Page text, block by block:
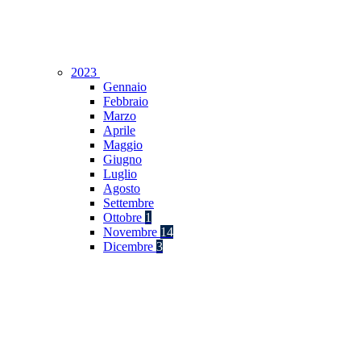
2023
Gennaio
Febbraio
Marzo
Aprile
Maggio
Giugno
Luglio
Agosto
Settembre
Ottobre 1
Novembre 14
Dicembre 3